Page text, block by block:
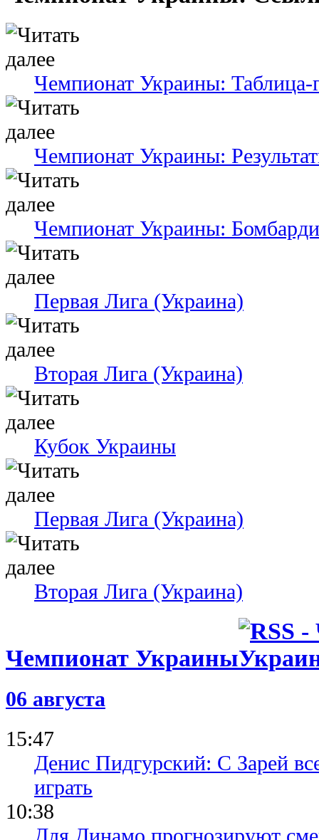
Чемпионат Украины: Таблица-
Чемпионат Украины:
Чемпионат Украины:
Первая Лига (Украина)
Вторая Лига (Украина)
Кубок Украины
Первая Лига (Украина)
Вторая Лига (Украина)
Чемпионат Украины
06 августа
15:47
Денис Пидгурский: С Зарей
играть
10:38
Для Динамо прогнозируют